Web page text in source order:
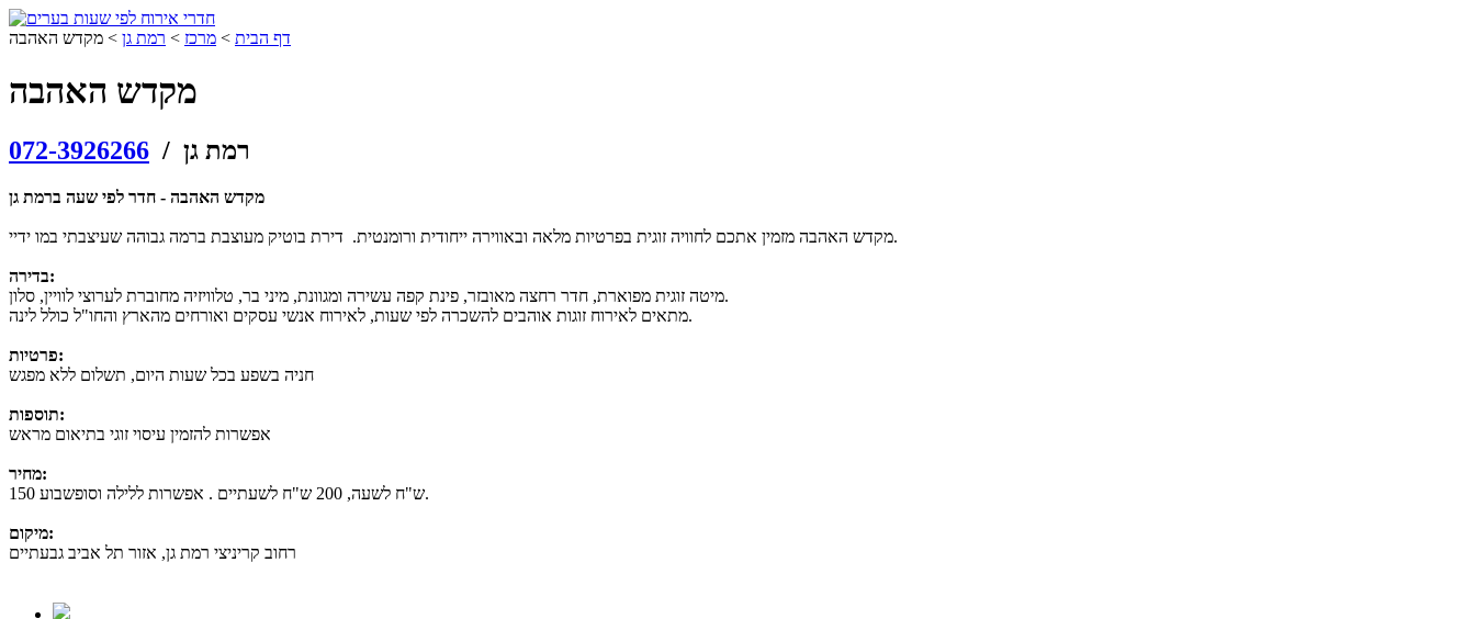
דף הבית > מרכז > רמת גן > מקדש האהבה
מקדש האהבה
072-3926266 / רמת גן
מקדש האהבה מזמין אתכם לחוויה זוגית בפרטיות מלאה ובאווירה ייחודית ורומנטית. דירת בוטיק מעוצבת ברמה גבוהה שעיצבתי במו ידיי.
בדירה:
מיטה זוגית מפוארת, חדר רחצה מאובזר, פינת קפה עשירה ומגוונת, מיני בר, טלוויזיה מחוברת לערוצי לוויין, סלון.
מתאים לאירוח זוגות אוהבים להשכרה לפי שעות, לאירוח אנשי עסקים ואורחים מהארץ והחו"ל כולל לינה.
פרטיות:
חניה בשפע בכל שעות היום, תשלום ללא מפגש
תוספות:
אפשרות להזמין עיסוי זוגי בתיאום מראש
מחיר:
150 ש"ח לשעה, 200 ש"ח לשעתיים . אפשרות ללילה וסופשבוע.
מיקום:
רחוב קריניצי רמת גן, אזור תל אביב גבעתיים